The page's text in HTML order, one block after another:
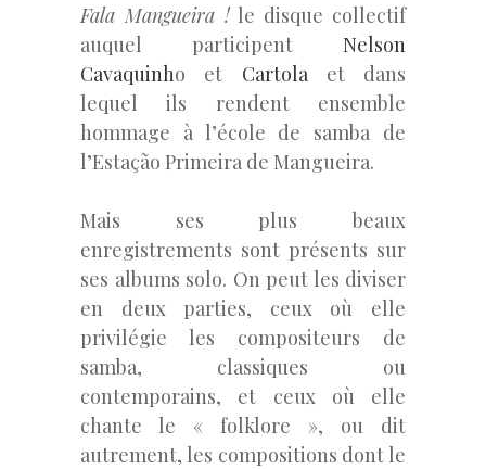
Fala Mangueira ! le disque collectif
auquel participent Nelson
Cavaquinho et Cartola et dans
lequel ils rendent ensemble
hommage à l’école de samba de
l’Estação Primeira de Mangueira.
Mais ses plus beaux
enregistrements sont présents sur
ses albums solo. On peut les diviser
en deux parties, ceux où elle
privilégie les compositeurs de
samba, classiques ou
contemporains, et ceux où elle
chante le « folklore », ou dit
autrement, les compositions dont le